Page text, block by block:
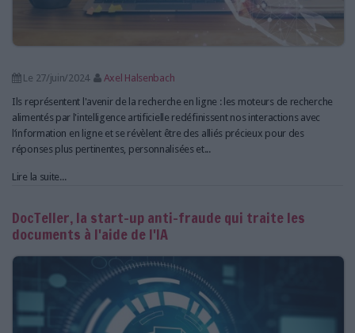
Le 27/juin/2024
Axel Halsenbach
Ils représentent l'avenir de la recherche en ligne : les moteurs de recherche
alimentés par l'intelligence artificielle redéfinissent nos interactions avec
l’information en ligne et se révèlent être des alliés précieux pour des
réponses plus pertinentes, personnalisées et...
Lire la suite...
DocTeller, la start-up anti-fraude qui traite les
documents à l'aide de l'IA